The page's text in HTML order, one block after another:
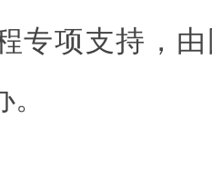
专项支持，